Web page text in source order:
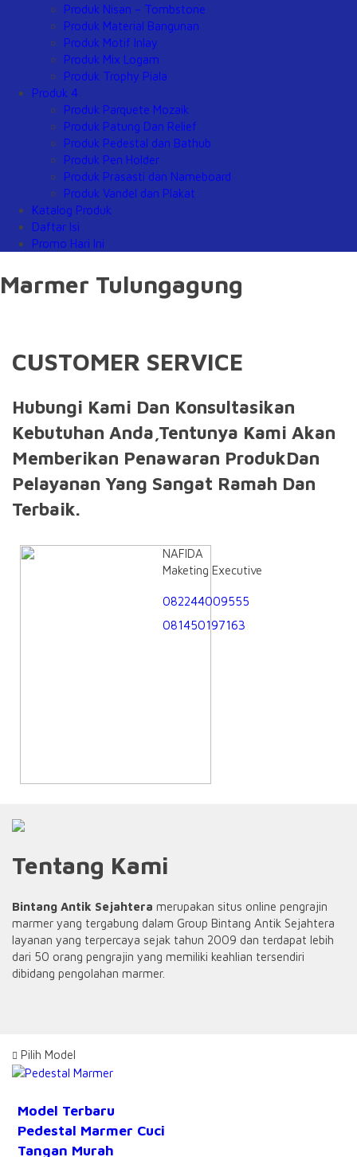
Produk Nisan – Tombstone
Produk Material Bangunan
Produk Motif Inlay
Produk Mix Logam
Produk Trophy Piala
Produk 4
Produk Parquete Mozaik
Produk Patung Dan Relief
Produk Pedestal dan Bathub
Produk Pen Holder
Produk Prasasti dan Nameboard
Produk Vandel dan Plakat
Katalog Produk
Daftar Isi
Promo Hari Ini
Marmer Tulungagung
CUSTOMER SERVICE
Hubungi Kami Dan Konsultasikan
Kebutuhan Anda,Tentunya Kami Akan
Memberikan Penawaran ProdukDan
Pelayanan Yang Sangat Ramah Dan
Terbaik.
NAFIDA
Maketing Executive
082244009555
081450197163
Tentang Kami
Bintang Antik Sejahtera merupakan situs online pengrajin
marmer yang tergabung dalam Group Bintang Antik Sejahtera
layanan yang terpercaya sejak tahun 2009 dan terdapat lebih
dari 50 orang pengrajin yang memiliki keahlian tersendiri
dibidang pengolahan marmer.
Pilih Model
Model Terbaru
Pedestal Marmer Cuci
Tangan Murah